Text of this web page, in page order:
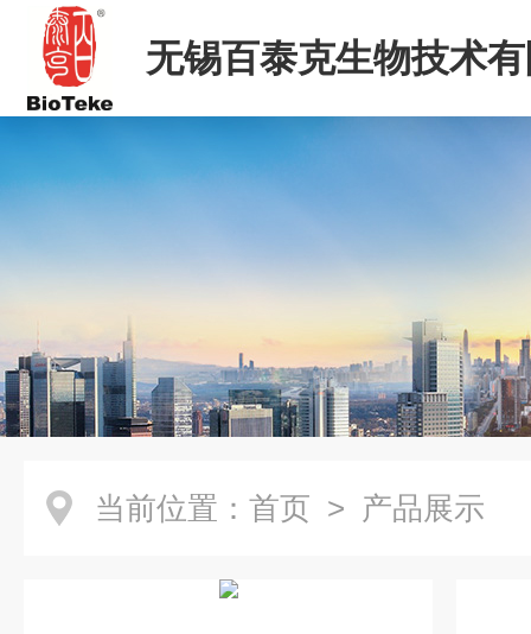
无锡百泰克生物技术
当前位置： 首页 > 产品展示